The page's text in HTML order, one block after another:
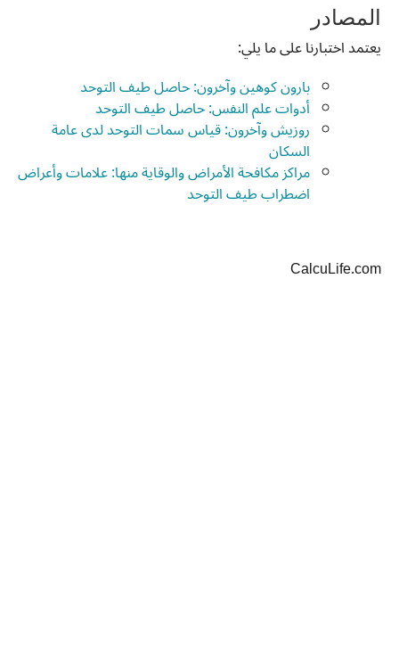
المصادر
يعتمد اختبارنا على ما يلي:
بارون كوهين وآخرون: حاصل طيف التوحد
أدوات علم النفس: حاصل طيف التوحد
روزيش وآخرون: قياس سمات التوحد لدى عامة
السكان
مراكز مكافحة الأمراض والوقاية منها: علامات وأعراض
اضطراب طيف التوحد
CalcuLife.com